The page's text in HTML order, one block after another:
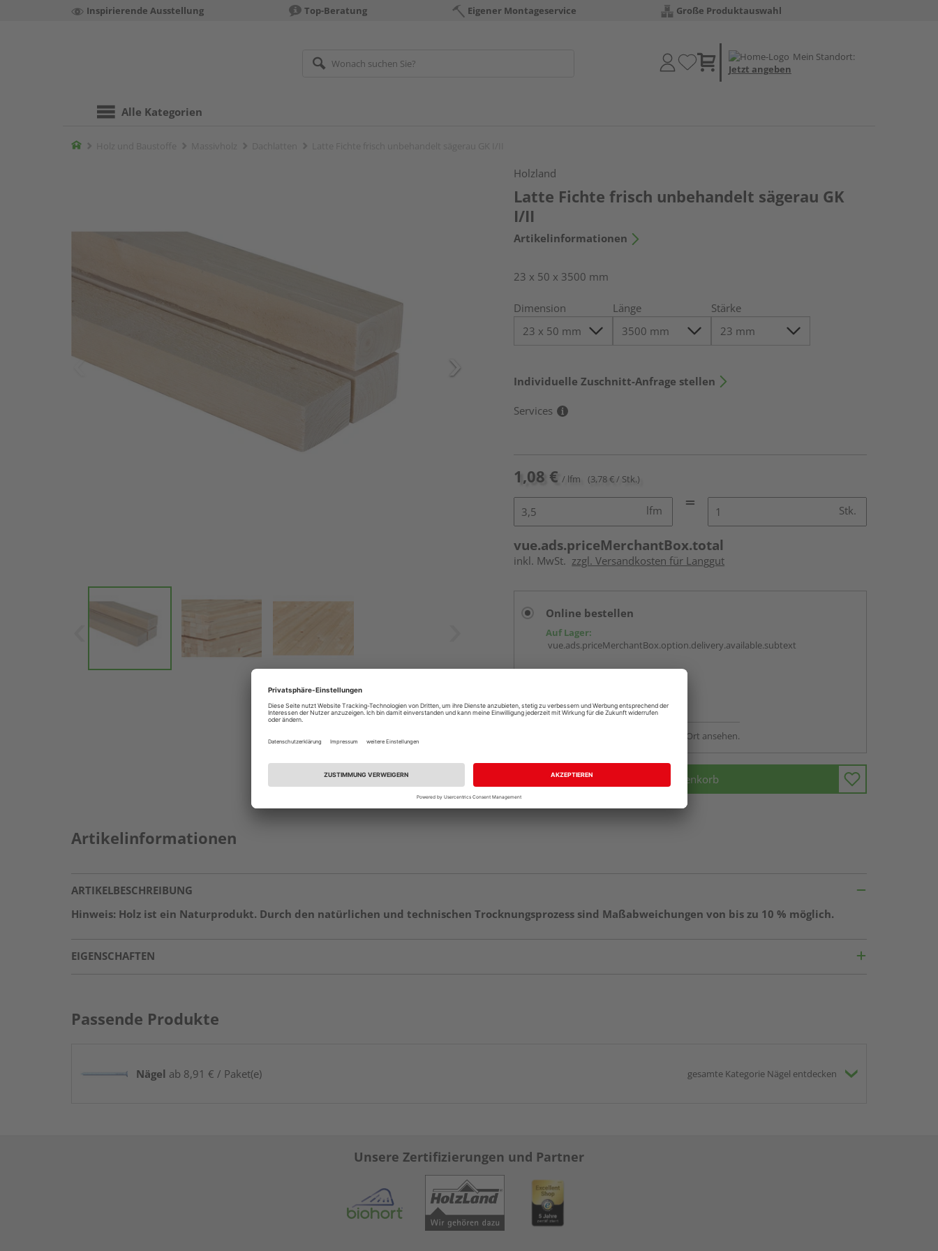
Inspirierende Ausstellung Top-Beratung Eigener Montageservice Große Produktauswahl
Mein Standort:
Jetzt angeben
Alle Kategorien
Home
Holzland
Latte Fichte frisch unbehandelt sägerau GK
I/II
Artikelinformationen
23 x 50 x 3500 mm
Dimension Länge Stärke
Individuelle Zuschnitt-Anfrage stellen
Services
1,08 € / lfm (3,78 € / Stk.)
lfm Stk.
vue.ads.priceMerchantBox.total
inkl. MwSt. zzgl. Versandkosten für Langgut
Online bestellen
Auf Lager:
vue.ads.priceMerchantBox.option.delivery.available.subtext
Auf Lager:Abholung möglich
Verfügbar in der Ausstellung - vor Ort ansehen.
In den Warenkorb
Artikelinformationen
ARTIKELBESCHREIBUNG
Hinweis: Holz ist ein Naturprodukt. Durch den natürlichen und technischen Trocknungsprozess sind Maßabweichungen von bis zu 10 % möglich.
EIGENSCHAFTEN
Passende Produkte
Nägel ab 8,91 € / Paket(e) gesamte Kategorie Nägel entdecken
Unsere Zertifizierungen und Partner